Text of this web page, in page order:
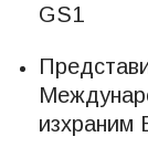
GS1
изхраним